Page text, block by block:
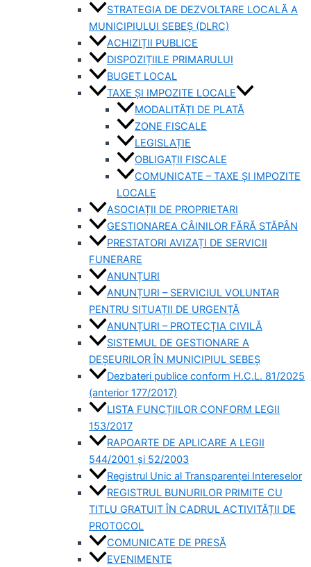
STRATEGIA DE DEZVOLTARE LOCALĂ A
MUNICIPIULUI SEBEȘ (DLRC)
ACHIZIȚII PUBLICE
DISPOZIȚIILE PRIMARULUI
BUGET LOCAL
TAXE ȘI IMPOZITE LOCALE
MODALITĂȚI DE PLATĂ
ZONE FISCALE
LEGISLAȚIE
OBLIGAȚII FISCALE
COMUNICATE – TAXE ȘI IMPOZITE
LOCALE
ASOCIAȚII DE PROPRIETARI
GESTIONAREA CÂINILOR FĂRĂ STĂPÂN
PRESTATORI AVIZAȚI DE SERVICII
FUNERARE
ANUNȚURI
ANUNȚURI – SERVICIUL VOLUNTAR
PENTRU SITUAȚII DE URGENȚĂ
ANUNȚURI – PROTECȚIA CIVILĂ
SISTEMUL DE GESTIONARE A
DEȘEURILOR ÎN MUNICIPIUL SEBEȘ
Dezbateri publice conform H.C.L. 81/2025
(anterior 177/2017)
LISTA FUNCȚIILOR CONFORM LEGII
153/2017
RAPOARTE DE APLICARE A LEGII
544/2001 și 52/2003
Registrul Unic al Transparenței Intereselor
REGISTRUL BUNURILOR PRIMITE CU
TITLU GRATUIT ÎN CADRUL ACTIVITĂȚII DE
PROTOCOL
COMUNICATE DE PRESĂ
EVENIMENTE